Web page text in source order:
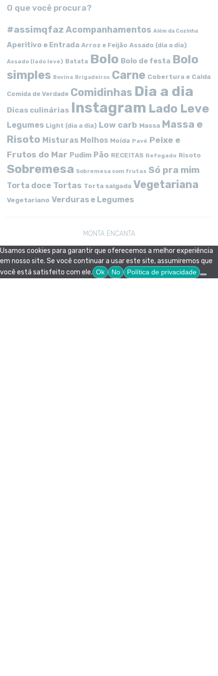
O que você procura?
#assimqfaz Acompanhamentos Além da Cozinha
Aperitivo e Entrada Arroz e Feijão Assado (dia a dia)
Assado (lado leve) Batata Bolo Bolo de festa Bolo
simples Bovina Brigadeiros Carne Cobertura e Calda
Comida de Verdade Comidinhas Dia a dia
Dicas culinárias Instagram Lado Leve
Legumes Light (dia a dia) Low carb Massa Massa e
Risoto Misturas Molhos Moída Pavê Peixe e
Frutos do Mar Pudim Pão RECEITAS Refogado Risoto
Sobremesa Sobremesa com frutas Só pra mim
Torta doce Tortas Torta salgada Vegetariana
Vegetariano Verduras e Legumes
MONTA ENCANTA
Usamos cookies para garantir que oferecemos a melhor experiência
em nosso site. Se você continuar a usar este site, assumiremos que
você está satisfeito com ele. Ok No Política de privacidade